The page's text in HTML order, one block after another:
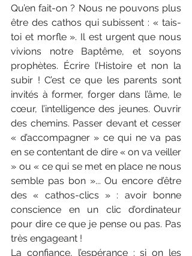
Qu’en fait-on ? Nous ne pouvons plus
être des cathos qui subissent : « tais-
toi et morfle ». Il est urgent que nous
vivions notre Baptême, et soyons
prophètes. Écrire l’Histoire et non la
subir ! C’est ce que les parents sont
invités à former, forger dans l’âme, le
cœur, l’intelligence des jeunes. Ouvrir
des chemins. Passer devant et cesser
« d’accompagner » ce qui ne va pas
en se contentant de dire « on va veiller
» ou « ce qui se met en place ne nous
semble pas bon »... Ou encore d’être
des « cathos-clics » : avoir bonne
conscience en un clic d’ordinateur
pour dire ce que je pense ou pas. Pas
très engageant !
La confiance, l’espérance : si on les